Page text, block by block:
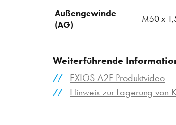
Außengewinde
(AG)
M50 x
Weiterführende
EXIOS A2F Produktvideo
Hinweis zur Lagerung von